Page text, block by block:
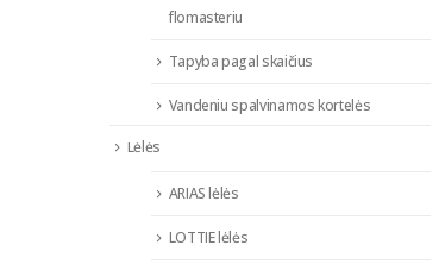
flomasteriu
Tapyba pagal skaičius
Vandeniu spalvinamos kortelės
Lėlės
ARIAS lėlės
LOTTIE lėlės